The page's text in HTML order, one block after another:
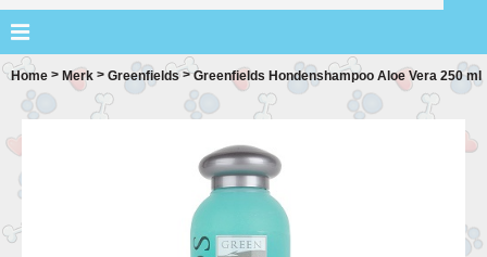
Home > Merk > Greenfields >Greenfields Hondenshampoo Aloe Vera 250 ml